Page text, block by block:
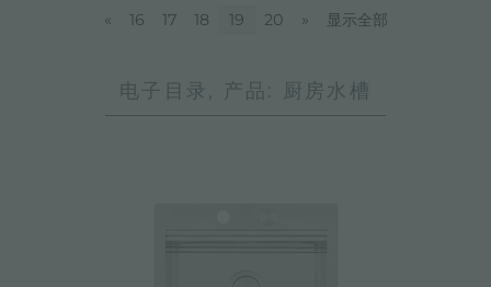
«
16 17 18 19 20 » 显示全部
电子目录, 产品: 厨房水槽